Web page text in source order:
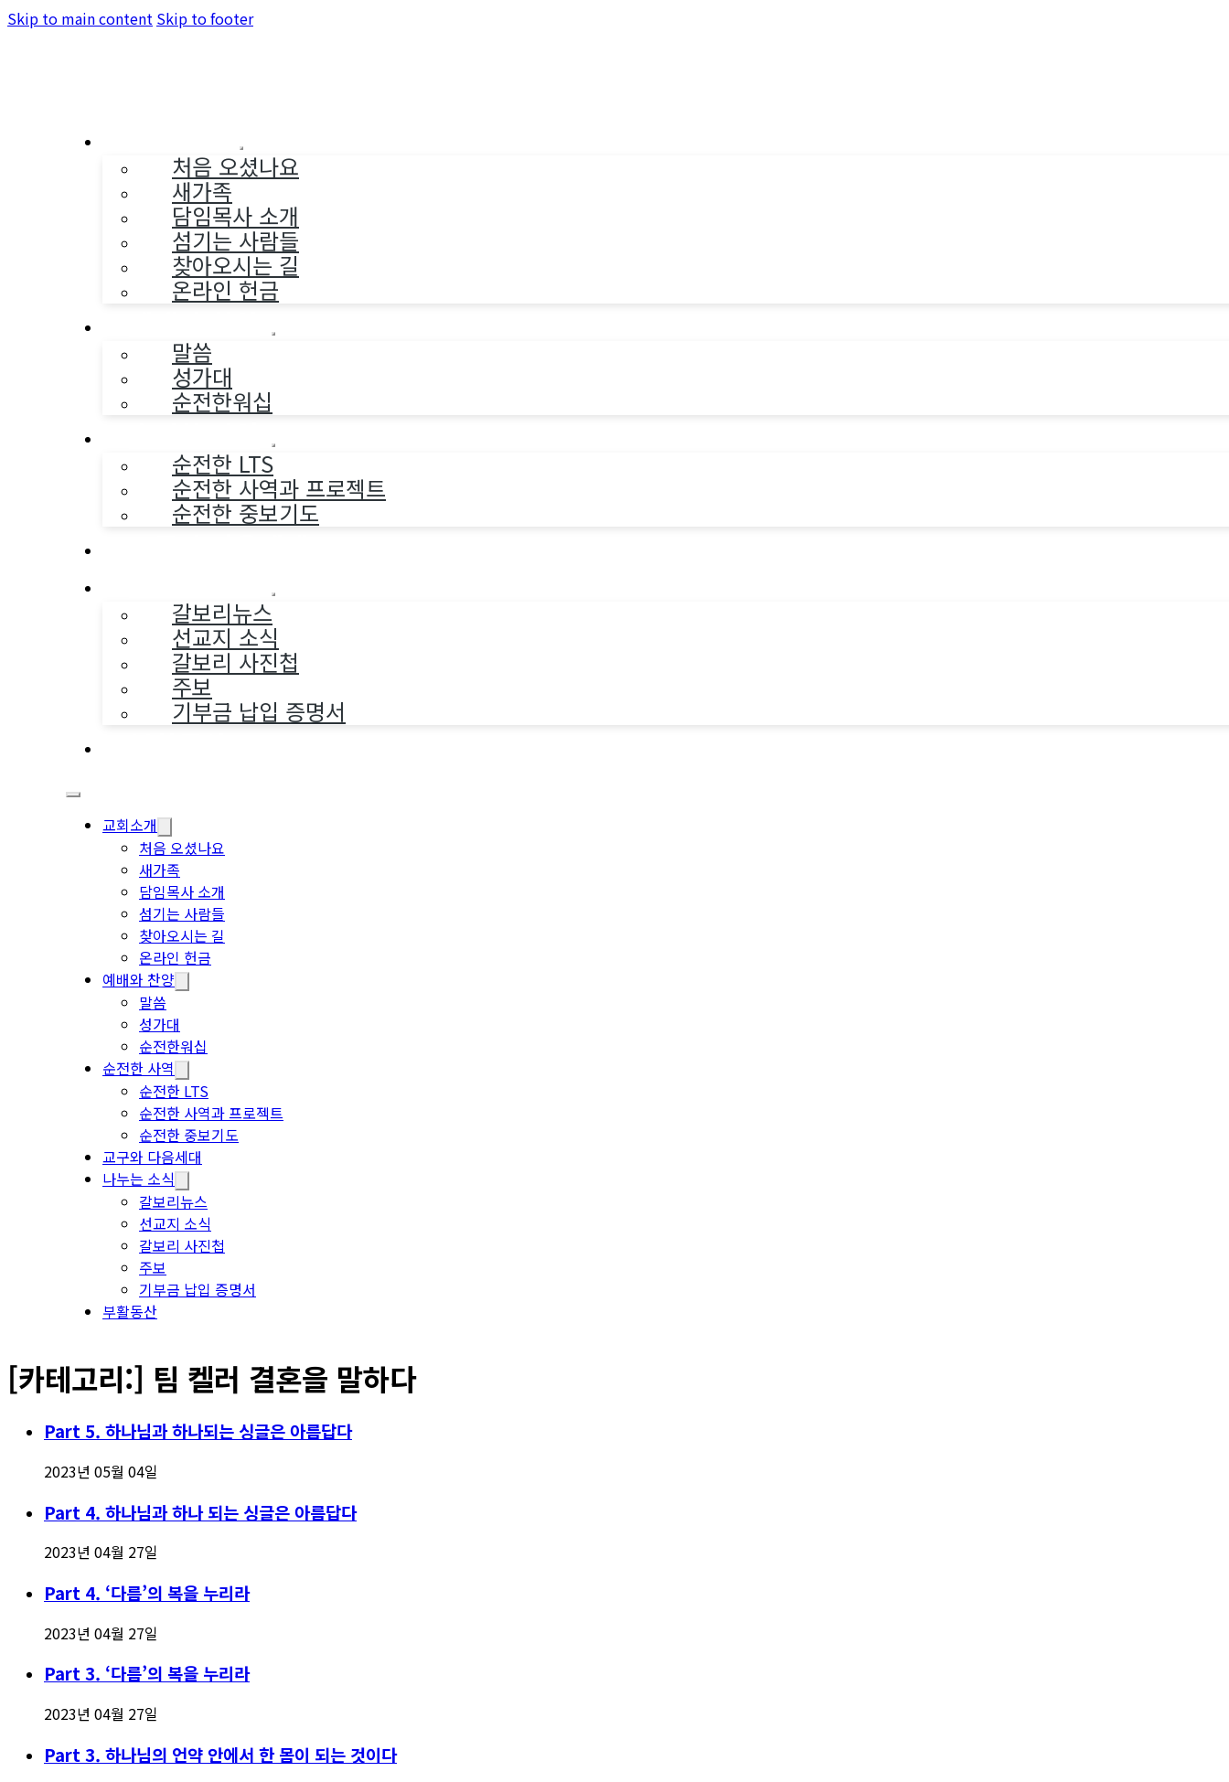
Skip to main content Skip to footer
처음 오셨나요
새가족
담임목사 소개
섬기는 사람들
찾아오시는 길
온라인 헌금
말씀
성가대
순전한워십
순전한 LTS
순전한 사역과 프로젝트
순전한 중보기도
갈보리뉴스
선교지 소식
갈보리 사진첩
주보
기부금 납입 증명서
교회소개
처음 오셨나요
새가족
담임목사 소개
섬기는 사람들
찾아오시는 길
온라인 헌금
예배와 찬양
말씀
성가대
순전한워십
순전한 사역
순전한 LTS
순전한 사역과 프로젝트
순전한 중보기도
교구와 다음세대
나누는 소식
갈보리뉴스
선교지 소식
갈보리 사진첩
주보
기부금 납입 증명서
부활동산
[카테고리:] 팀 켈러 결혼을 말하다
Part 5. 하나님과 하나되는 싱글은 아름답다
2023년 05월 04일
Part 4. 하나님과 하나 되는 싱글은 아름답다
2023년 04월 27일
Part 4. ‘다름’의 복을 누리라
2023년 04월 27일
Part 3. ‘다름’의 복을 누리라
2023년 04월 27일
Part 3. 하나님의 언약 안에서 한 몸이 되는 것이다